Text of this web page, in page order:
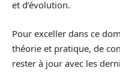
et d’évolution.
Pour exceller dans ce
théorie et pratique, de
rester à jour avec les